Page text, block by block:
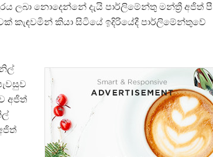
ලබා නොදෙන්නේ දැයි පාර්ලිමේන්තු මන්ත්‍රී අජිත් පී
කැඳවමින් කියා සිටියේ ඉදිරියේදී පාර්ලිමේන්තුවේ
අජිත්